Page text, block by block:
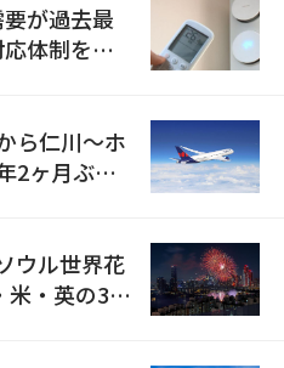
が過去最
体制を点
ら仁川〜ホ
2ヶ月ぶり
ウル世界花
・英の3カ